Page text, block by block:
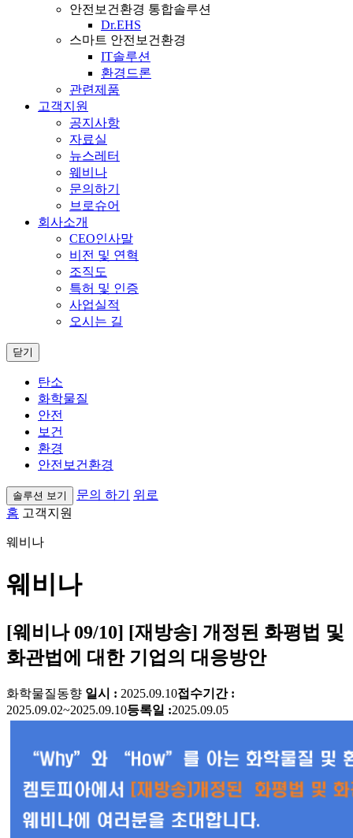
안전보건환경 통합솔루션
Dr.EHS
스마트 안전보건환경
IT솔루션
환경드론
관련제품
고객지원
공지사항
자료실
뉴스레터
웨비나
문의하기
브로슈어
회사소개
CEO인사말
비전 및 연혁
조직도
특허 및 인증
사업실적
오시는 길
닫기
탄소
화학물질
안전
보건
환경
안전보건환경
솔루션 보기 문의 하기
위로
홈 고객지원
웨비나
웨비나
[웨비나 09/10] [재방송] 개정된 화평법 및
화관법에 대한 기업의 대응방안
화학물질동향 일시 : 2025.09.10접수기간 :
2025.09.02~2025.09.10등록일 :2025.09.05